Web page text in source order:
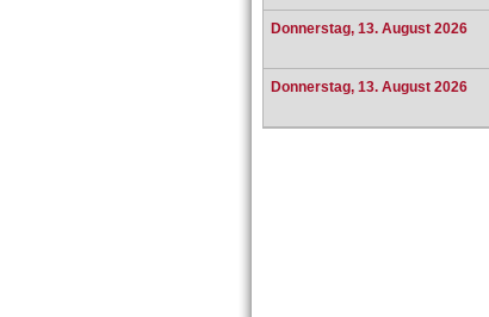
Donnerstag, 13. August 2026
Donnerstag, 13. August 2026